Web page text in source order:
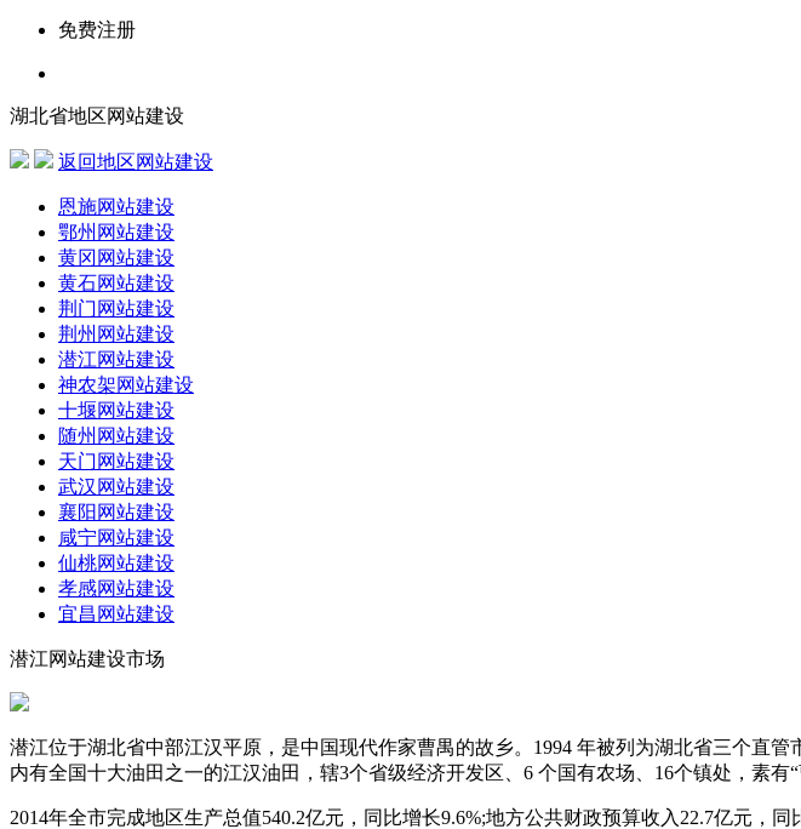
免费注册
湖北省地区网站建设
返回地区网站建设
恩施网站建设
鄂州网站建设
黄冈网站建设
黄石网站建设
荆门网站建设
荆州网站建设
潜江网站建设
神农架网站建设
十堰网站建设
随州网站建设
天门网站建设
武汉网站建设
襄阳网站建设
咸宁网站建设
仙桃网站建设
孝感网站建设
宜昌网站建设
潜江网站建设市场
潜江位于湖北省中部江汉平原，是中国现代作家曹禺的故乡。1994 年被列为湖北省三个直
内有全国十大油田之一的江汉油田，辖3个省级经济开发区、6 个国有农场、16个镇处，素有
2014年全市完成地区生产总值540.2亿元，同比增长9.6%;地方公共财政预算收入22.7亿元，